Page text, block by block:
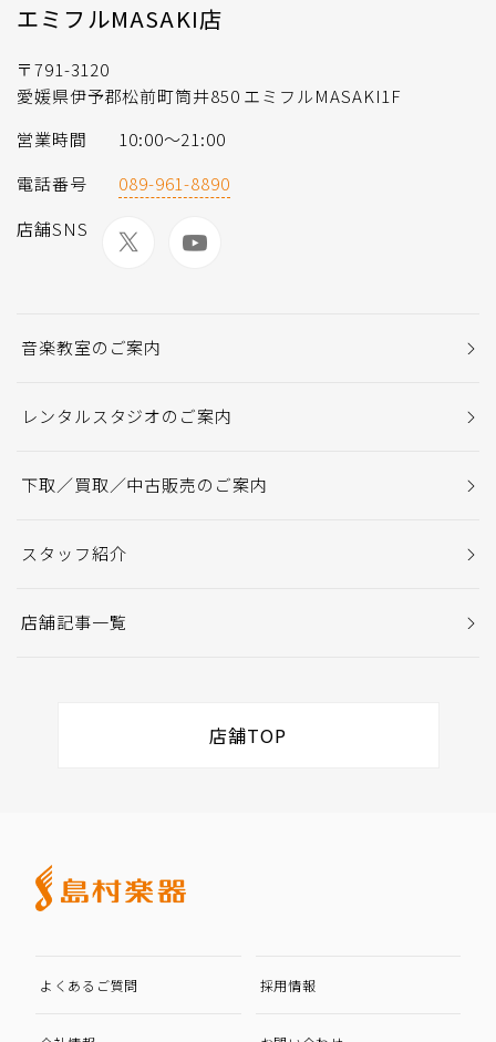
エミフルMASAKI店
〒791-3120
愛媛県伊予郡松前町筒井850 エミフルMASAKI1F
営業時間
10:00～21:00
電話番号
089-961-8890
店舗SNS
音楽教室のご案内
レンタルスタジオのご案内
下取／買取／中古販売のご案内
スタッフ紹介
店舗記事一覧
店舗TOP
よくあるご質問 採用情報